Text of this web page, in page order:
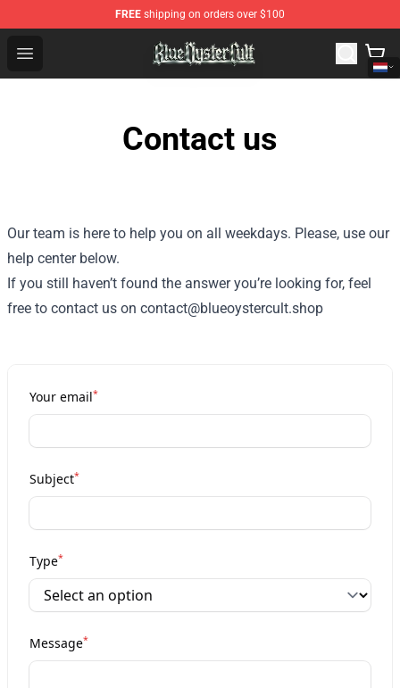
FREE shipping on orders over $100
Open menu
Blue Öyster Cult Store - Official Blue Öyster Cult
Contact us
Our team is here to help you on all weekdays. Please, use our
help center below.
If you still haven’t found the answer you’re looking for, feel
free to contact us on contact@blueoystercult.shop